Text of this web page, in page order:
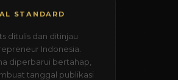
STANDARD
ditulis dan ditinjau
Indonesia.
diperbarui bertahap,
tanggal publikasi